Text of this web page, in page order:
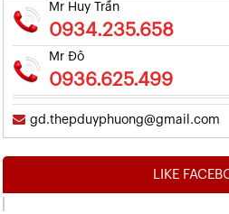
Mr Huy Trần
0934.235.658
Mr Đô
0936.625.499
gd.thepduyphuong@gmail.com
LIKE